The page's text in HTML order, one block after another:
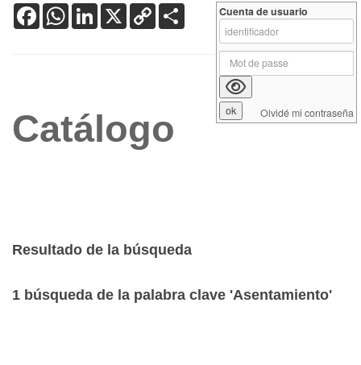
FacebookWhatsApp
LinkedIn
X Copy
Link
Catálogo
Resultado de la búsqueda
1 búsqueda de la palabra clave 'Asentamiento'
Cuenta de usuario
Olvidé mi contraseña